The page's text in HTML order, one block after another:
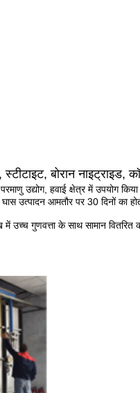
बोरान नाइट्राइड,
उद्योग, हवाई क्षेत्र में उपयोग
उत्पादन आमतौर पर 30 दिनों का
उच्च गुणवत्ता के साथ सामान वितरित